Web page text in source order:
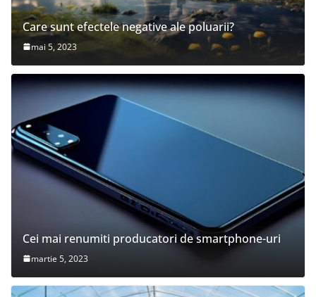
Care sunt efectele negative ale poluarii?
mai 5, 2023
Cei mai renumiti producatori de smartphone-uri
martie 5, 2023